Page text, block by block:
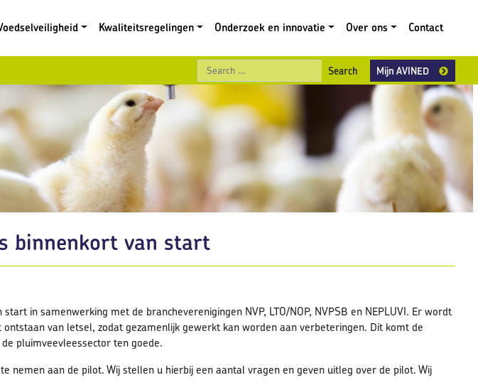
Kwaliteitsregelingen Onderzoek en innovatie Over ons Contact
Search
Mijn AVINED
binnenkort van start
in samenwerking met de brancheverenigingen NVP, LTO/NOP, NVPSB en NEPLUVI. Er wordt
van letsel, zodat gezamenlijk gewerkt kan worden aan verbeteringen. Dit komt de
pluimveevleessector ten goede.
nemen aan de pilot. Wij stellen u hierbij een aantal vragen en geven uitleg over de pilot. Wij